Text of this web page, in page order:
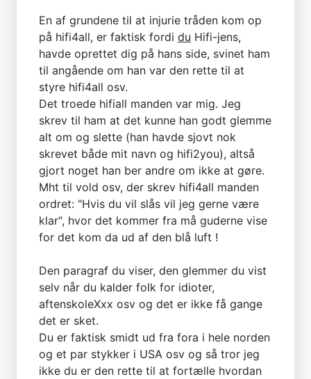
En af grundene til at injurie tråden kom op
på hifi4all, er faktisk fordi du Hifi-jens,
havde oprettet dig på hans side, svinet ham
til angående om han var den rette til at
styre hifi4all osv.
Det troede hifiall manden var mig. Jeg
skrev til ham at det kunne han godt glemme
alt om og slette (han havde sjovt nok
skrevet både mit navn og hifi2you), altså
gjort noget han ber andre om ikke at gøre.
Mht til vold osv, der skrev hifi4all manden
ordret: "Hvis du vil slås vil jeg gerne være
klar", hvor det kommer fra må guderne vise
for det kom da ud af den blå luft !
Den paragraf du viser, den glemmer du vist
selv når du kalder folk for idioter,
aftenskoleXxx osv og det er ikke få gange
det er sket.
Du er faktisk smidt ud fra fora i hele norden
og et par stykker i USA osv og så tror jeg
ikke du er den rette til at fortælle hvordan